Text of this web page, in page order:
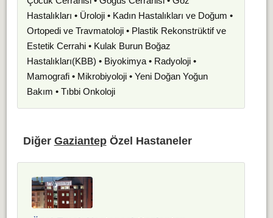
Hastalıkları • Üroloji • Kadın Hastalıkları ve Doğum •
Ortopedi ve Travmatoloji • Plastik Rekonstrüktif ve
Estetik Cerrahi • Kulak Burun Boğaz
Hastalıkları(KBB) • Biyokimya • Radyoloji •
Mamografi • Mikrobiyoloji • Yeni Doğan Yoğun
Bakım • Tıbbi Onkoloji
Diğer GaziantepÖzel Hastaneler